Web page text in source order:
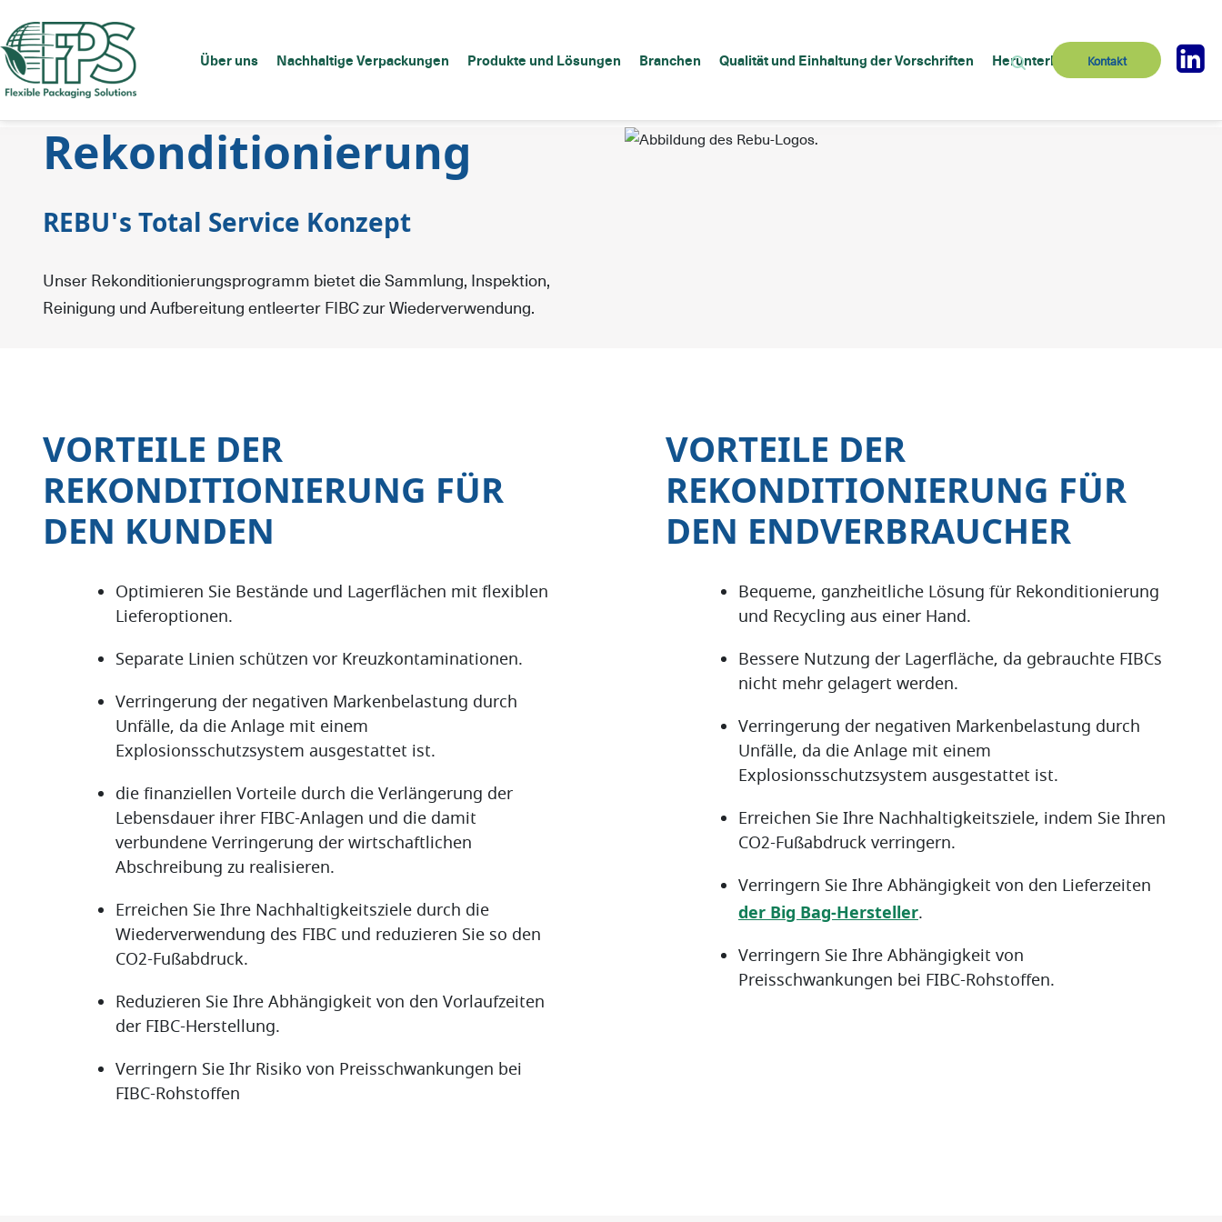
Über uns Nachhaltige Verpackungen Produkte und Lösungen Branchen Qualität und Einhaltung der Vorschriften Herunterladen Kontakt
Rekonditionierung
REBU's Total Service Konzept
Unser Rekonditionierungsprogramm bietet die Sammlung, Inspektion,
Reinigung und Aufbereitung entleerter FIBC zur Wiederverwendung.
VORTEILE DER
REKONDITIONIERUNG FÜR
DEN KUNDEN
Optimieren Sie Bestände und Lagerflächen mit flexiblen
Lieferoptionen.
Separate Linien schützen vor Kreuzkontaminationen.
Verringerung der negativen Markenbelastung durch
Unfälle, da die Anlage mit einem
Explosionsschutzsystem ausgestattet ist.
die finanziellen Vorteile durch die Verlängerung der
Lebensdauer ihrer FIBC-Anlagen und die damit
verbundene Verringerung der wirtschaftlichen
Abschreibung zu realisieren.
Erreichen Sie Ihre Nachhaltigkeitsziele durch die
Wiederverwendung des FIBC und reduzieren Sie so den
CO2-Fußabdruck.
Reduzieren Sie Ihre Abhängigkeit von den Vorlaufzeiten
der FIBC-Herstellung.
Verringern Sie Ihr Risiko von Preisschwankungen bei
FIBC-Rohstoffen
VORTEILE DER
REKONDITIONIERUNG FÜR
DEN ENDVERBRAUCHER
Bequeme, ganzheitliche Lösung für Rekonditionierung
und Recycling aus einer Hand.
Bessere Nutzung der Lagerfläche, da gebrauchte FIBCs
nicht mehr gelagert werden.
Verringerung der negativen Markenbelastung durch
Unfälle, da die Anlage mit einem
Explosionsschutzsystem ausgestattet ist.
Erreichen Sie Ihre Nachhaltigkeitsziele, indem Sie Ihren
CO2-Fußabdruck verringern.
Verringern Sie Ihre Abhängigkeit von den Lieferzeiten
der Big Bag-Hersteller.
Verringern Sie Ihre Abhängigkeit von
Preisschwankungen bei FIBC-Rohstoffen.